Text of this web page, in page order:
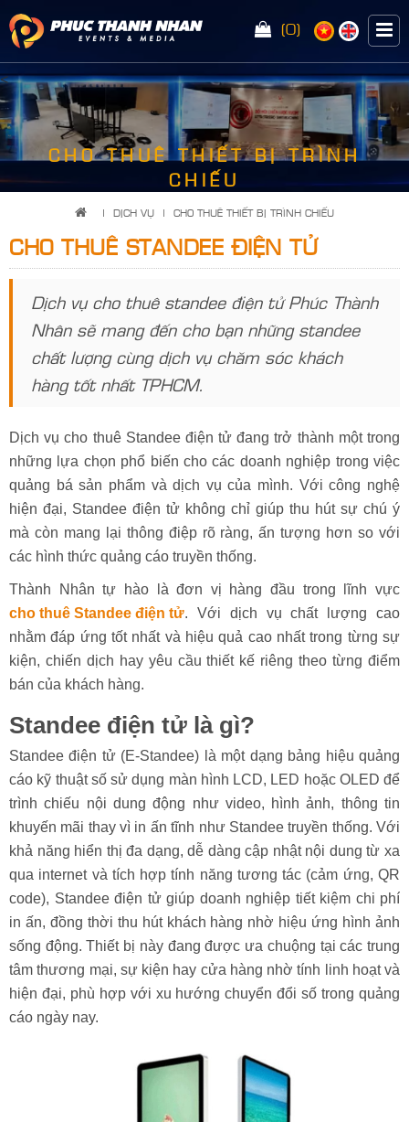
(0)
<
CHO THUÊ THIẾT BỊ TRÌNH
CHIẾU
| DỊCH VỤ | CHO THUÊ THIẾT BỊ TRÌNH CHIẾU
CHO THUÊ STANDEE ĐIỆN TỬ
Dịch vụ cho thuê standee điện tử Phúc Thành
Nhân sẽ mang đến cho bạn những standee
chất lượng cùng dịch vụ chăm sóc khách
hàng tốt nhất TPHCM.
Dịch vụ cho thuê Standee điện tử đang trở thành một trong
những lựa chọn phổ biến cho các doanh nghiệp trong việc
quảng bá sản phẩm và dịch vụ của mình. Với công nghệ
hiện đại, Standee điện tử không chỉ giúp thu hút sự chú ý
mà còn mang lại thông điệp rõ ràng, ấn tượng hơn so với
các hình thức quảng cáo truyền thống.
Thành Nhân tự hào là đơn vị hàng đầu trong lĩnh vực
cho thuê Standee điện tử. Với dịch vụ chất lượng cao
nhằm đáp ứng tốt nhất và hiệu quả cao nhất trong từng sự
kiện, chiến dịch hay yêu cầu thiết kế riêng theo từng điểm
bán của khách hàng.
Standee điện tử là gì?
Standee điện tử (E-Standee) là một dạng bảng hiệu quảng
cáo kỹ thuật số sử dụng màn hình LCD, LED hoặc OLED để
trình chiếu nội dung động như video, hình ảnh, thông tin
khuyến mãi thay vì in ấn tĩnh như Standee truyền thống. Với
khả năng hiển thị đa dạng, dễ dàng cập nhật nội dung từ xa
qua internet và tích hợp tính năng tương tác (cảm ứng, QR
code), Standee điện tử giúp doanh nghiệp tiết kiệm chi phí
in ấn, đồng thời thu hút khách hàng nhờ hiệu ứng hình ảnh
sống động. Thiết bị này đang được ưa chuộng tại các trung
tâm thương mại, sự kiện hay cửa hàng nhờ tính linh hoạt và
hiện đại, phù hợp với xu hướng chuyển đổi số trong quảng
cáo ngày nay.